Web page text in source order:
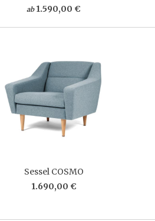
ab 1.590,00 €
Sessel COSMO
1.690,00 €